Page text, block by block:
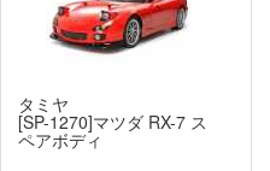
タミヤ
[SP-1270]マツダ RX-7 ス
ペアボディ